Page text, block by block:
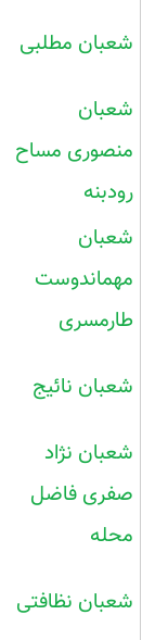
شعبان مطلبی
شعبان
منصوری مساح
رودبنه
شعبان
مهماندوست
طارمسری
شعبان نائیج
شعبان نژاد
صفری فاضل
محله
شعبان نظافتی